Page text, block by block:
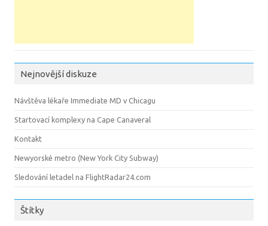
Nejnovější diskuze
Návštěva lékaře Immediate MD v Chicagu
Startovací komplexy na Cape Canaveral
Kontakt
Newyorské metro (New York City Subway)
Sledování letadel na FlightRadar24.com
Štítky